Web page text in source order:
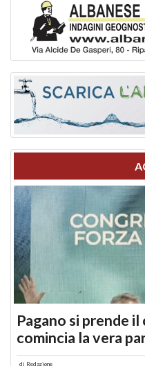
Pagano si prende
comincia la vera
di Redazione